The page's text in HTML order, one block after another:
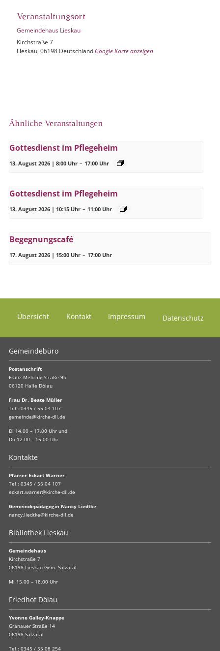
Veranstaltungsort
Gemeindehaus Lieskau
Kirchstraße 7
Lieskau, 06198 Deutschland Google Karte anzeigen
Ähnliche Veranstaltungen
Gottesdienst im Pflegeheim
13. August 2026 | 8:00 Uhr – 17:00 Uhr
Gottesdienst im Pflegeheim
13. August 2026 | 10:15 Uhr – 11:00 Uhr
Begegnungscafé
17. August 2026 | 15:00 Uhr – 17:00 Uhr
Übersicht Kontakt Impressum Datenschutz
Gemeindebüro
Postanschrift
Franz-Mehring-Straße 9b
06120 Halle Dölau
Frau Dr. Beate Müller
Tel.: 0345 / 55 04 107
gemeinde@kirche-dll.de
Di 14.00 – 17.00 Uhr und
Do 12.00 – 15.00 Uhr
Kontakte
Pfarrer Eckart Warner
Tel.: 0345 / 55 04 107
eckart.warner@kirche-dll.de
Gemeindepädagogin Nancy Liedtke
nancy.liedtke@kirche-dll.de
Bibliothek Lieskau
Gemeindehaus
Kirchstraße 7
06198 Lieskau Gem. Salzatal
Mi 15.00 – 18.00 Uhr
Friedhof Dölau
Yvonne Galley-Knappe
Granauer Straße 14
06198 Salzatal
Tel.: 0345 / 55 08 254